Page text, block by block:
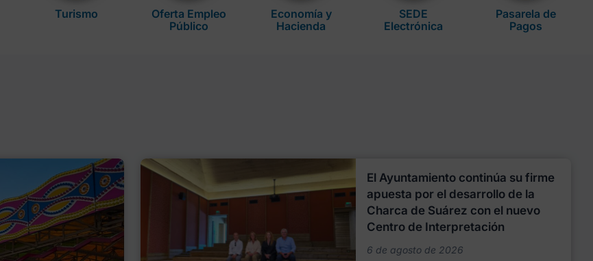
Turismo
Oferta Empleo
Público
Economía y
Hacienda
SEDE
Electrónica
Pasarela de
Pagos
El Ayuntamiento continúa su firme
apuesta por el desarrollo de la
Charca de Suárez con el nuevo
Centro de Interpretación
6 de agosto de 2026